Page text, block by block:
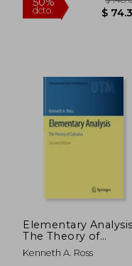
Elementary
The Theory of
Calculus
(Undergraduate
Kenneth A. Ross